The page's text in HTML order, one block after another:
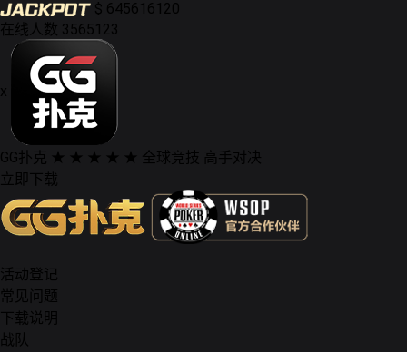
$ 645616120
在线人数 3565123
x
GG扑克 ★ ★ ★ ★ ★ 全球竞技 高手对决
立即下载
活动登记
常见问题
下载说明
战队